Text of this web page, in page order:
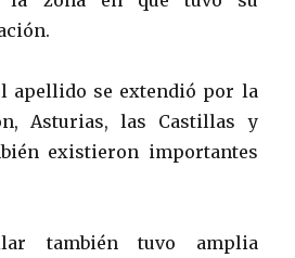
apellido se extendió por la
Asturias, las Castillas y
existieron importantes
también tuvo amplia